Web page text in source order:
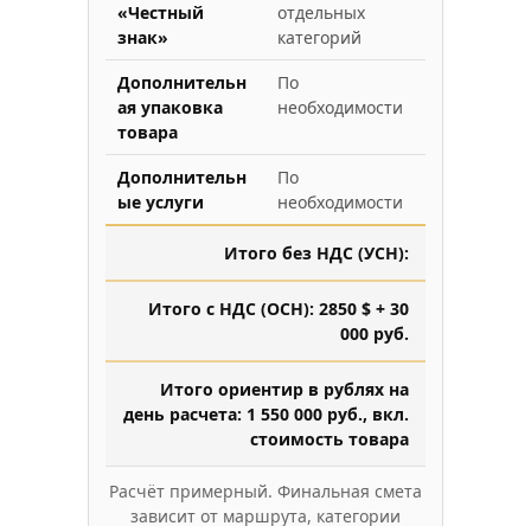
«Честный
знак»
отдельных
категорий
Дополнительн
ая упаковка
товара
По
необходимости
Дополнительн
ые услуги
По
необходимости
Итого без НДС (УСН):
Итого с НДС (ОСН): 2850 $ + 30
000 руб.
Итого ориентир в рублях на
день расчета: 1 550 000 руб., вкл.
стоимость товара
Расчёт примерный. Финальная смета
зависит от маршрута, категории